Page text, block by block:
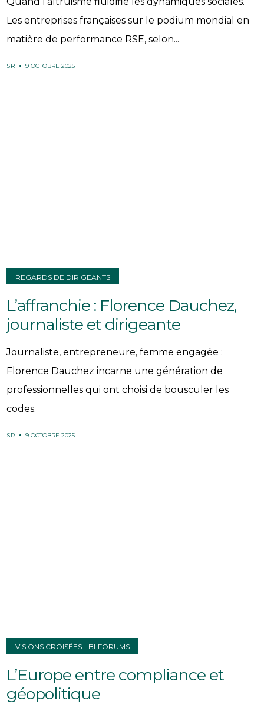
Les entreprises françaises sur le podium mondial en
matière de performance RSE, selon...
SR 9 OCTOBRE 2025
REGARDS DE DIRIGEANTS
L’affranchie : Florence Dauchez,
journaliste et dirigeante
Journaliste, entrepreneure, femme engagée :
Florence Dauchez incarne une génération de
professionnelles qui ont choisi de bousculer les
codes.
SR 9 OCTOBRE 2025
VISIONS CROISÉES - BLFORUMS
L’Europe entre compliance et
géopolitique